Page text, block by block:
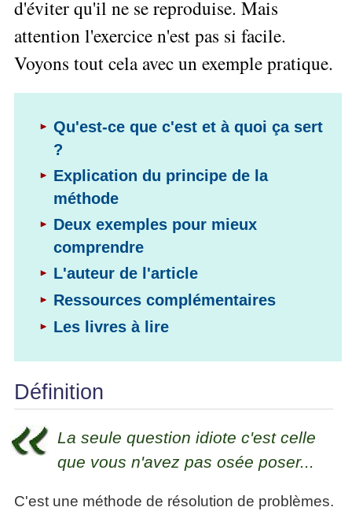
L'Innovation
Managériale
La
Méthode
SOCRIDE
▶
les
articles
Innover
»»»
Décider
processus
La
équipe
de
décision
les
▶
Gérer
le
La
Gouvernance
SI
du
Tous
DSI
gérer
temps ?
Comment
stratège ?
Comment
devenir
décideur ?
Comment
par
l'entraide ?
Tous
articles
»»»
Le
Big
Formation
BI
Outils
décisionnels
Tous
Analyse
Données
»»»
les
articles
Entreprendre
Seul
▶
Formation
Gratuite
tableau
et
Formation
Projet
Formation
Entrepreneuriat
Cours
Management
▶
ebook
management
d'éviter qu'il ne se reproduise. Mais
attention l'exercice n'est pas si facile.
Voyons tout cela avec un exemple pratique.
Qu'est-ce que c'est et à quoi ça sert
?
Explication du principe de la
méthode
Deux exemples pour mieux
comprendre
L'auteur de l'article
Ressources complémentaires
Les livres à lire
Définition
La seule question idiote c'est celle
que vous n'avez pas osée poser...
C'est une méthode de résolution de problèmes.